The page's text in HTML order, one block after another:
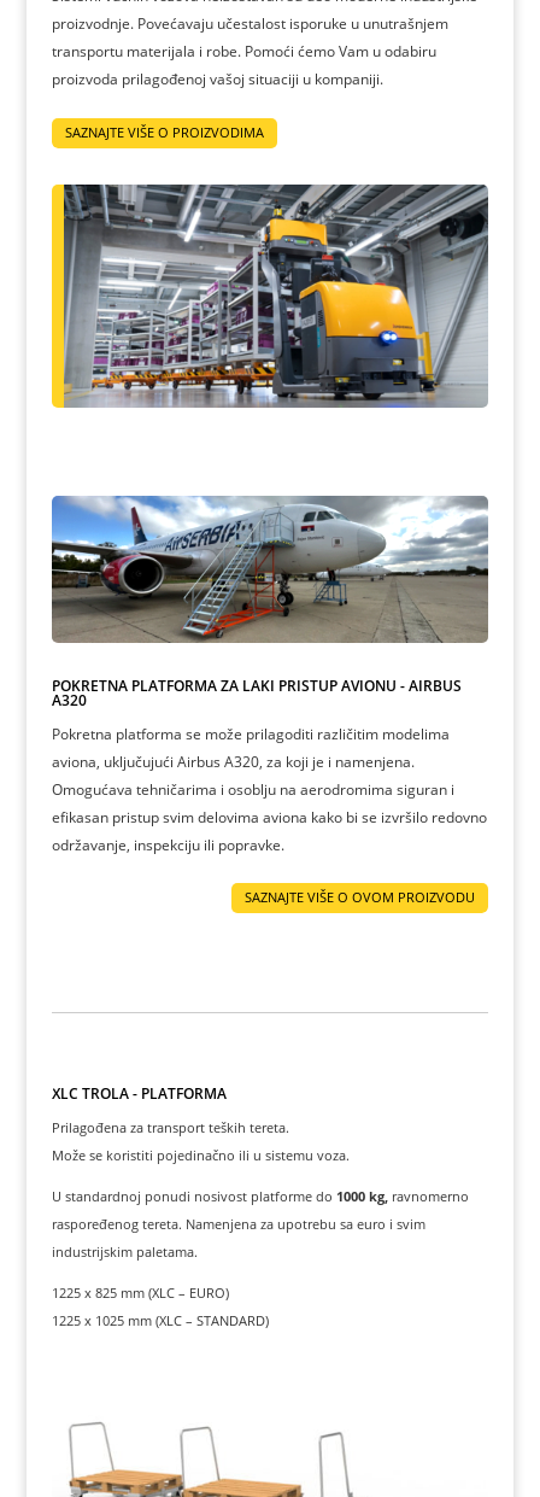
proizvodnje. Povećavaju učestalost isporuke u unutrašnjem
transportu materijala i robe. Pomoći ćemo Vam u odabiru
proizvoda prilagođenoj vašoj situaciji u kompaniji.
SAZNAJTE VIŠE O PROIZVODIMA
POKRETNA PLATFORMA ZA LAKI PRISTUP AVIONU - AIRBUS
A320
Pokretna platforma se može prilagoditi različitim modelima
aviona, uključujući Airbus A320, za koji je i namenjena.
Omogućava tehničarima i osoblju na aerodromima siguran i
efikasan pristup svim delovima aviona kako bi se izvršilo redovno
održavanje, inspekciju ili popravke.
SAZNAJTE VIŠE O OVOM PROIZVODU
XLC TROLA - PLATFORMA
Prilagođena za transport teških tereta.
Može se koristiti pojedinačno ili u sistemu voza.
U standardnoj ponudi nosivost platforme do 1000 kg, ravnomerno
raspoređenog tereta. Namenjena za upotrebu sa euro i svim
industrijskim paletama.
1225 x 825 mm (XLC – EURO)
1225 x 1025 mm (XLC – STANDARD)